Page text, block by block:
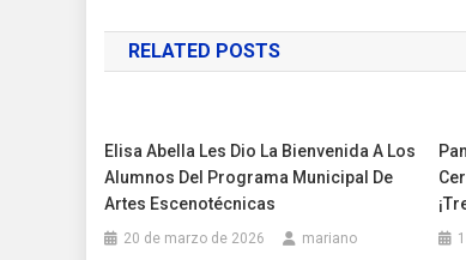
de
entradas
RELATED POSTS
Elisa Abella Les Dio La Bienvenida A Los
Alumnos Del Programa Municipal De
Artes Escenotécnicas
20 de marzo de 2026 mariano